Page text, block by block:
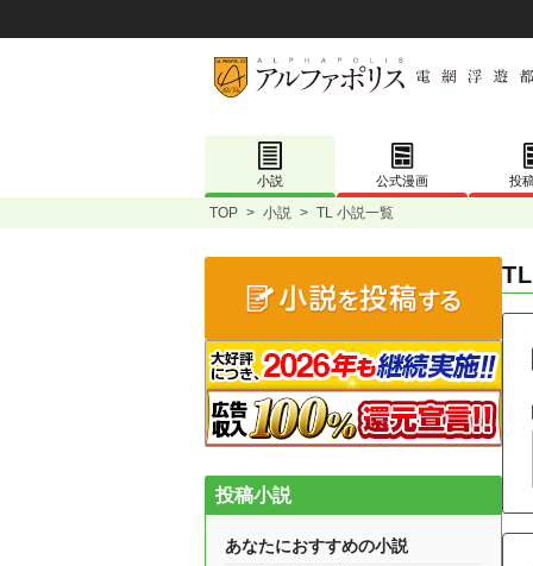
小説 公式漫画 投
TOP > 小説 > TL 小説一覧
投稿小説
あなたにおすすめの小説